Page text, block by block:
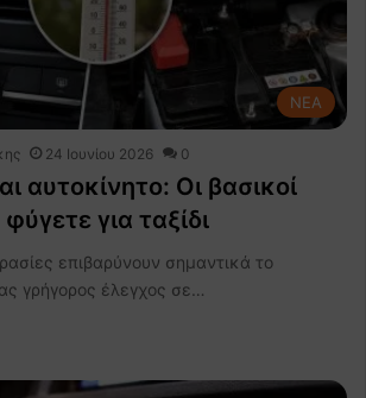
NEA
24 Ιουνίου 2026 0
αυτοκίνητο: Οι βασικοί
για ταξίδι
επιβαρύνουν σημαντικά το
γρήγορος έλεγχος σε…